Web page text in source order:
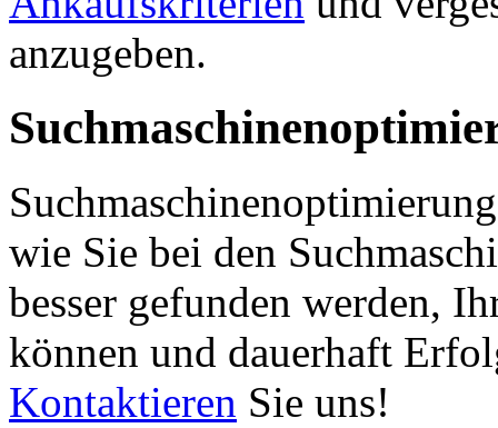
anzugeben.
wie Sie bei den
besser gefunden werden,
können und dauerhaft
Kontaktieren Sie uns!